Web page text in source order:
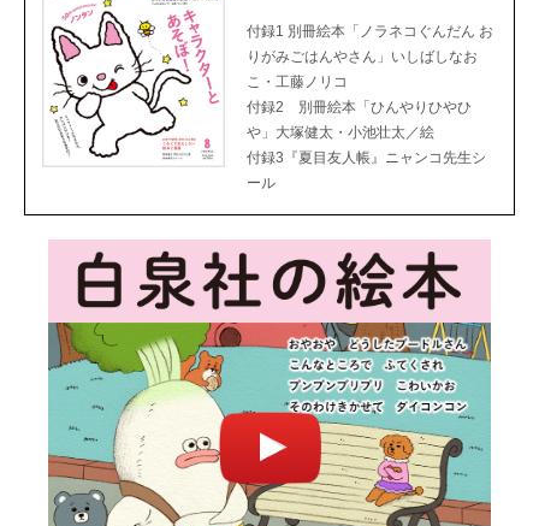
付録1 別冊絵本「ノラネコぐんだん お
りがみごはんやさん」いしばしなお
こ・工藤ノリコ
付録2 別冊絵本「ひんやりひやひ
や」大塚健太・小池壮太／絵
付録3『夏目友人帳』ニャンコ先生シ
ール